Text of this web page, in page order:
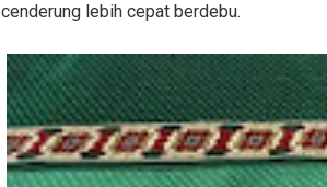
cenderung lebih cepat berdebu.